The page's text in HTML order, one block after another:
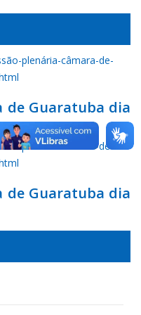
de Guaratuba dia
de Guaratuba dia